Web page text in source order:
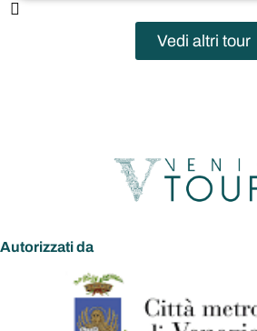
Vedi altri tour
Autorizzati da